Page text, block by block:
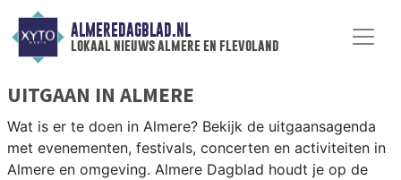
ALMEREDAGBLAD.NL
lokaal nieuws almere en flevoland
UITGAAN IN ALMERE
Wat is er te doen in Almere? Bekijk de uitgaansagenda
met evenementen, festivals, concerten en activiteiten in
Almere en omgeving. Almere Dagblad houdt je op de